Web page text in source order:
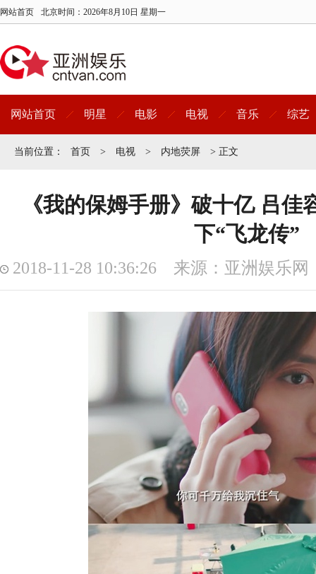
网站首页 北京时间： 2026年8月10日 星期一
网站首页 明星 电影 电视 音乐 综艺
当前位置： 首页 > 电视 > 内地荧屏 > 正文
《我的保姆手册》破十亿 吕佳
下“飞龙传”
2018-11-28 10:36:26 来源：亚洲娱乐网